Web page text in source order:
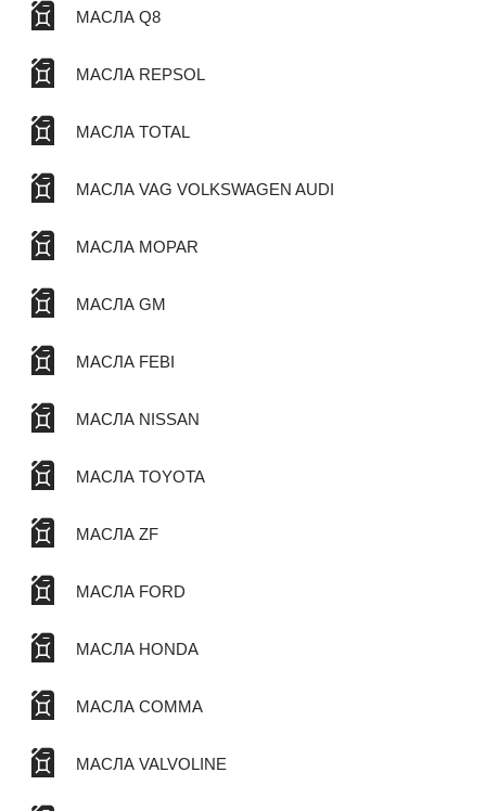
МАСЛА Q8
МАСЛА REPSOL
МАСЛА TOTAL
МАСЛА VAG VOLKSWAGEN AUDI
МАСЛА MOPAR
МАСЛА GM
МАСЛА FEBI
МАСЛА NISSAN
МАСЛА TOYOTA
МАСЛА ZF
МАСЛА FORD
МАСЛА HONDA
МАСЛА COMMA
МАСЛА VALVOLINE